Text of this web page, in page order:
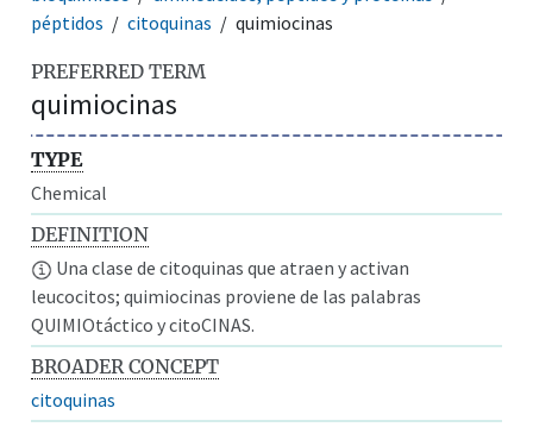
péptidos
citoquinas quimiocinas
PREFERRED TERM
quimiocinas
TYPE
Chemical
DEFINITION
Una clase de citoquinas que atraen y activan
leucocitos; quimiocinas proviene de las palabras
QUIMIOtáctico y citoCINAS.
BROADER CONCEPT
citoquinas